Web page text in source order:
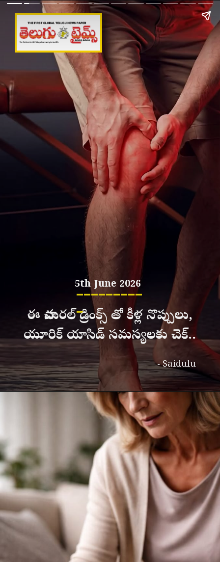
5th June 2026
_________
_
- Saidulu
ఈ నాచురల్ డ్రింక్స్ తో కీళ్ల నొప్పులు,
యూరిక్ యాసిడ్ సమస్యలకు చెక్..